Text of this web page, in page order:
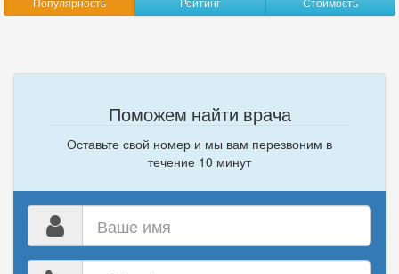
Поможем найти врача
Оставьте свой номер и мы вам перезвоним в
течение 10 минут